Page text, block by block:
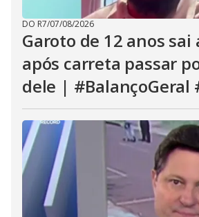
DO R7/07/08/2026
Garoto de 12 anos sai
após carreta passar
dele | #BalançoGeral